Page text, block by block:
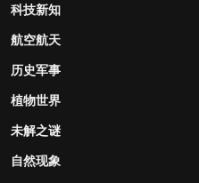
科技新知
航空航天
历史军事
植物世界
未解之谜
自然现象